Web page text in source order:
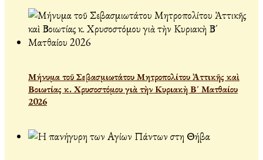
Μήνυμα τοῦ Σεβασμιωτάτου Μητροπολίτου Ἀττικῆς καὶ
Βοιωτίας κ. Χρυσοστόμου γιὰ τὴν Κυριακὴ Β´ Ματθαίου
2026